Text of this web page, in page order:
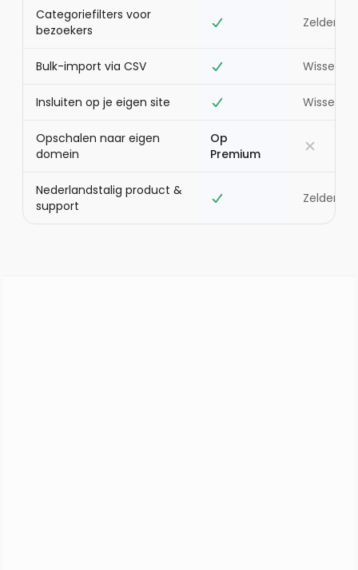
Categoriefilters voor
bezoekers
Zelden
Bulk-import via CSV Wisselend
Insluiten op je eigen site Wisselend
Opschalen naar eigen
domein
Op
Premium
Nederlandstalig product &
support
Zelden